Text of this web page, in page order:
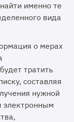
именно те
вида
о мерах
тратить
составляя
нужной
электронным